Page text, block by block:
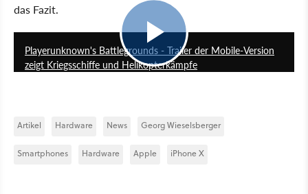
das Fazit.
Playerunknown's Battlegrounds - Trailer der Mobile-Version
zeigt Kriegsschiffe und Helikopterkämpfe
Artikel Hardware News Georg Wieselsberger
Smartphones Hardware Apple iPhone X